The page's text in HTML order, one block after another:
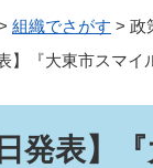
組織でさがす > 政
】『大東市スマ
発表】